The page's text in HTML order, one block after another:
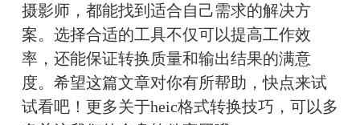
摄影师，都能找到适合自己需求的解决方
案。选择合适的工具不仅可以提高工作效
率，还能保证转换质量和输出结果的满意
度。希望这篇文章对你有所帮助，快点来试
试看吧！更多关于heic格式转换技巧，可以多